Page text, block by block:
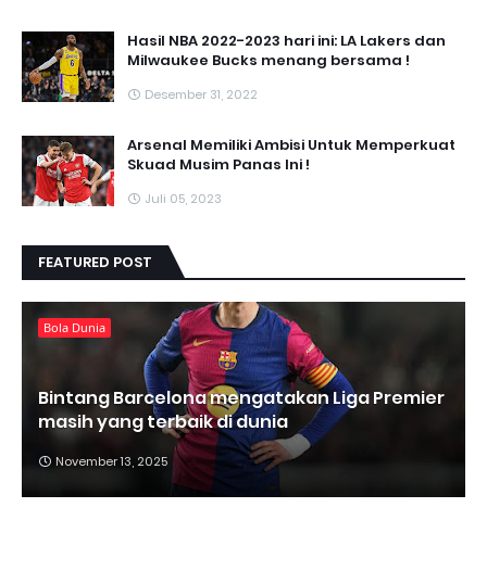
Hasil NBA 2022-2023 hari ini: LA Lakers dan
Milwaukee Bucks menang bersama !
Desember 31, 2022
Arsenal Memiliki Ambisi Untuk Memperkuat
Skuad Musim Panas Ini !
Juli 05, 2023
FEATURED POST
Bola Dunia
Bintang Barcelona mengatakan Liga Premier
masih yang terbaik di dunia
November 13, 2025